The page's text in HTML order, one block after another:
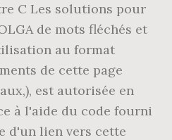
C Les solutions pour
de mots fléchés et
au format
de cette page
est autorisée en
à l'aide du code fourni
d'un lien vers cette